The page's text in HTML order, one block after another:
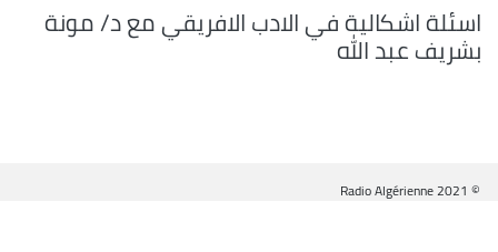
اسئلة اشكالية في الادب الافريقي مع د/ مونة
بشريف عبد الله
© Radio Algérienne 2021